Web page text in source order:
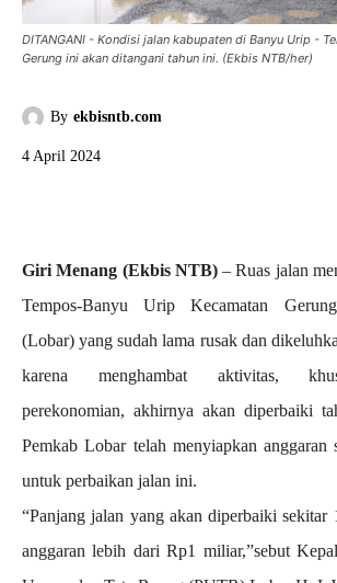
DITANGANI - Kondisi jalan kabupaten di Banyu Urip -
Gerung ini akan ditangani tahun ini. (Ekbis NTB/her)
By ekbisntb.com
4 April 2024
Giri Menang (Ekbis NTB)– Ruas jalan
Tempos-Banyu Urip Kecamatan
(Lobar) yang sudah lama rusak dan
karena menghambat aktivitas,
perekonomian, akhirnya akan diperbaiki
Pemkab Lobar telah menyiapkan
untuk perbaikan jalan ini.
“Panjang jalan yang akan diperbaiki sekitar
anggaran lebih dari Rp1 miliar,”sebut